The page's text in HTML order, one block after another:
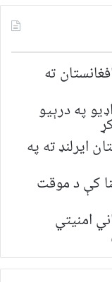
کډوال افغانستان ته
په درېیو
ایرلنډ ته په
کې د موقت
امنیتي